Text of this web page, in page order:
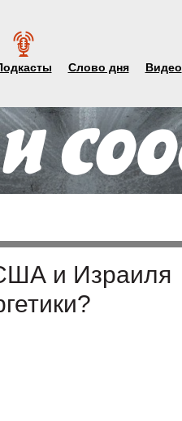
Слово дня Видео
и Израиля